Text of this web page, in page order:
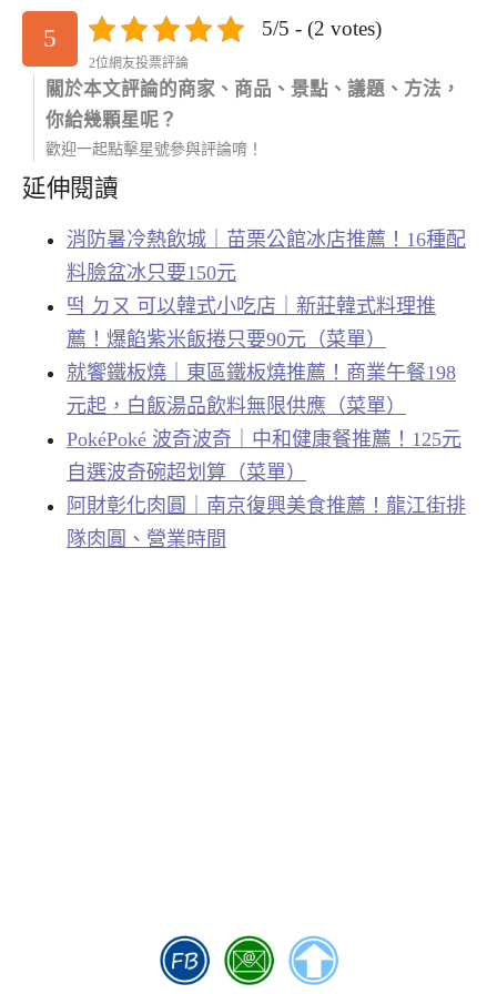
5 5/5 - (2 votes)
2位網友投票評論
關於本文評論的商家、商品、景點、議題、方法，
你給幾顆星呢？
歡迎一起點擊星號參與評論唷！
延伸閱讀
消防暑冷熱飲城｜苗栗公館冰店推薦！16種配
料臉盆冰只要150元
떡 ㄉㄡ 可以韓式小吃店｜新莊韓式料理推
薦！爆餡紫米飯捲只要90元（菜單）
就饗鐵板燒｜東區鐵板燒推薦！商業午餐198
元起，白飯湯品飲料無限供應（菜單）
PokéPoké 波奇波奇｜中和健康餐推薦！125元
自選波奇碗超划算（菜單）
阿財彰化肉圓｜南京復興美食推薦！龍江街排
隊肉圓、營業時間